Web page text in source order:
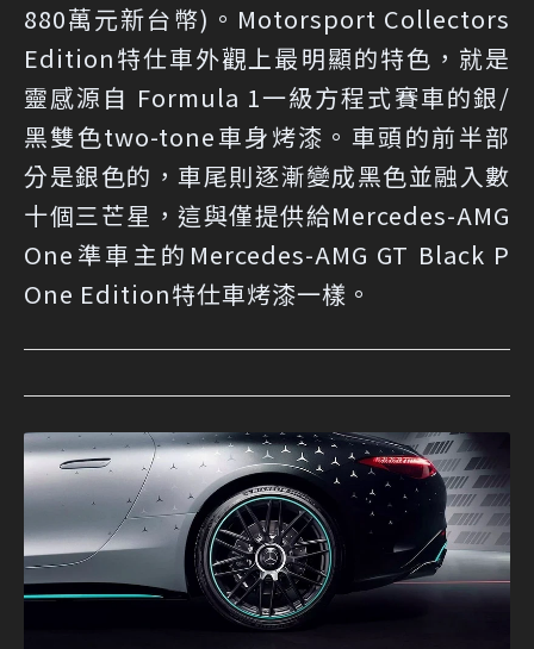
880萬元新台幣)。Motorsport Collectors
Edition特仕車外觀上最明顯的特色，就是
靈感源自 Formula 1一級方程式賽車的銀/
黑雙色two-tone車身烤漆。車頭的前半部
分是銀色的，車尾則逐漸變成黑色並融入數
十個三芒星，這與僅提供給Mercedes-AMG
One準車主的Mercedes-AMG GT Black P
One Edition特仕車烤漆一樣。